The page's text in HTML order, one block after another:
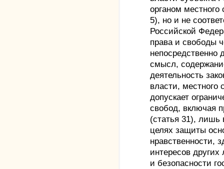
органом местного
5), но и не
Российской
права и свободы
смысл,
деятельность
власти, местного
допускает
свобод, включая
(статья 31), лишь
целях защиты
нравственности,
интересов
и безопасности